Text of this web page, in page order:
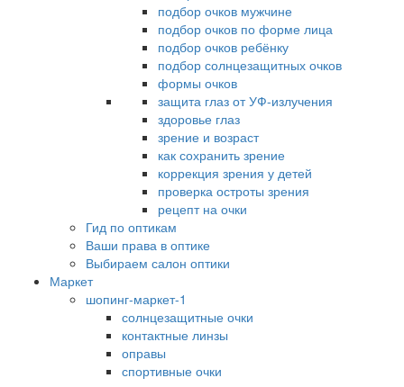
подбор очков мужчине
подбор очков по форме лица
подбор очков ребёнку
подбор солнцезащитных очков
формы очков
защита глаз от УФ-излучения
здоровье глаз
зрение и возраст
как сохранить зрение
коррекция зрения у детей
проверка остроты зрения
рецепт на очки
Гид по оптикам
Ваши права в оптике
Выбираем салон оптики
Маркет
шопинг-маркет-1
солнцезащитные очки
контактные линзы
оправы
спортивные очки